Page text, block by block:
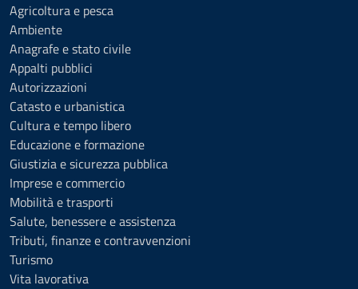
Agricoltura e pesca
Ambiente
Anagrafe e stato civile
Appalti pubblici
Autorizzazioni
Catasto e urbanistica
Cultura e tempo libero
Educazione e formazione
Giustizia e sicurezza pubblica
Imprese e commercio
Mobilità e trasporti
Salute, benessere e assistenza
Tributi, finanze e contravvenzioni
Turismo
Vita lavorativa